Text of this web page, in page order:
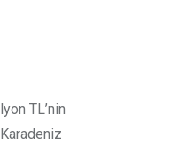
TL’nin